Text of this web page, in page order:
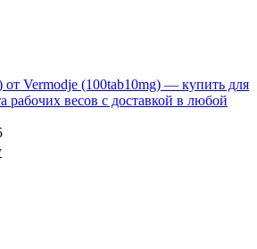
Vermodje (100tab10mg) — купить для
рабочих весов с доставкой в любой